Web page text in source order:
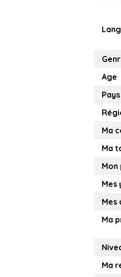
Age
Pays
Ma
Ma
Mon
Mes
Mes
Ma
Ma